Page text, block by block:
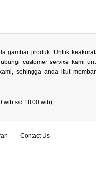
gambar produk. Untuk
customer service kami
sehingga anda ikut
wib s/d 18:00 wib)
Contact Us